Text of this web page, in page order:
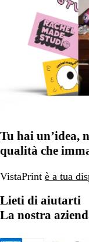
Tu hai un’idea,
qualità che
VistaPrint è a tua
Lieti di aiutarti
La nostra